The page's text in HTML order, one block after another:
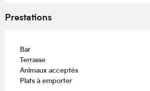
Prestations
Bar
Terrasse
Animaux acceptés
Plats à emporter